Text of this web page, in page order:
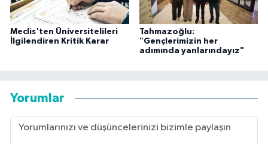
Meclis'ten Üniversitelileri
İlgilendiren Kritik Karar
Tahmazoğlu:
"Gençlerimizin her
adımında yanlarındayız"
Yorumlar